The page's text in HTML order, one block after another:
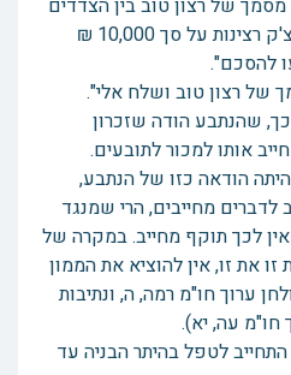
של רצון טוב בין הצדדים
לדון, ולהעביר, תחת הסכמה, צ'ק רצינות על סך 10,000 ₪
להסכם".
של רצון טוב ושלח אלי".
שהנתבע הודה שזכרון
אותו למכור לתובעים.
הודאה כזו של הנתבע,
מחייבים, הרי שמנגד
לכך תוקף מחייב. במקרה של
את זו, אין להוציא את הממון
ערוך חו"מ רמה, ה, ונתיבות
עה, יא).
לטפל בהיתר הבניה עד